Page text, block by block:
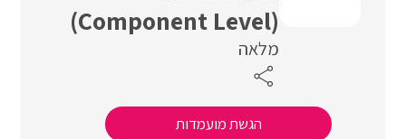
(Component Level)
מלאה
הגשת מועמדות